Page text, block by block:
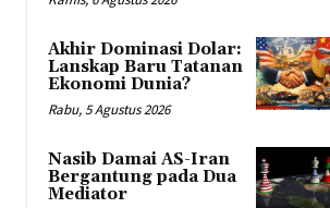
Akhir Dominasi Dolar:
Lanskap Baru Tatanan
Ekonomi Dunia?
Rabu, 5 Agustus 2026
Nasib Damai AS-Iran
Bergantung pada Dua
Mediator